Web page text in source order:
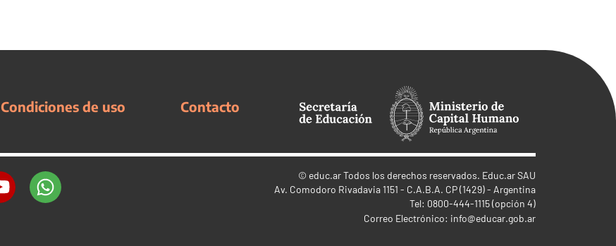
Condiciones de uso Contacto
© educ.arTodos los derechos reservados. Educ.ar SAU
Av. Comodoro Rivadavia 1151 - C.A.B.A. CP (1429) - Argentina
Tel: 0800-444-1115 (opción 4)
Correo Electrónico: info@educar.gob.ar